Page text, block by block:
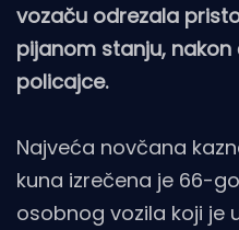
vozaču odrezala
pijanom stanju,
policajce.
Najveća novčana
kuna izrečena je 66-
osobnog vozila koji je